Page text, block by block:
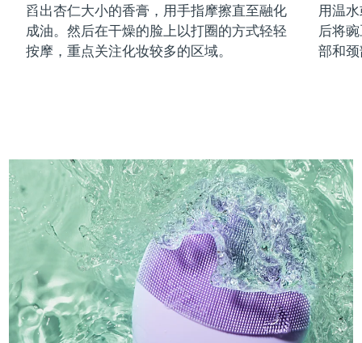
舀出杏仁大小的香膏，用手指摩擦直至融化
成油。然后在干燥的脸上以打圈的方式轻轻
按摩，重点关注化妆较多的区域。
用温
后将
部和